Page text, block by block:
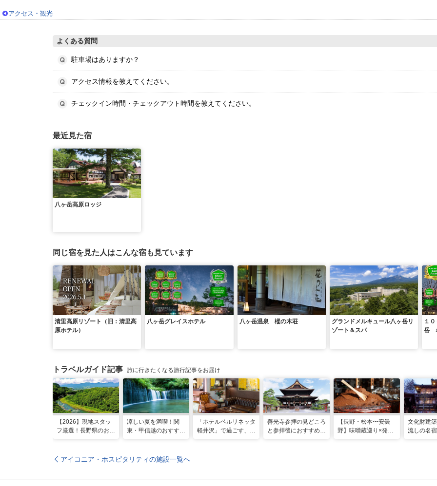
アクセス・観光
よくある質問
駐車場はありますか？
アクセス情報を教えてください。
チェックイン時間・チェックアウト時間を教えてください。
最近見た宿
八ヶ岳高原ロッジ
同じ宿を見た人はこんな宿も見ています
清里高原リゾート（旧：清里高
原ホテル）
八ヶ岳グレイスホテル 八ヶ岳温泉 樅の木荘
グランドメルキュール八ヶ岳リ
ゾート＆スパ
１
岳
トラベルガイド記事 旅に行きたくなる旅行記事をお届け
【2026】現地スタッ
フ厳選！長野県のおす
涼しい夏を満喫！関
東・甲信越のおすすめ
「ホテルベルリネッタ
軽井沢」で過ごす、ア
善光寺参拝の見どころ
と参拝後におすすめ！
【⻑野・松本〜安曇
野】味噌蔵巡り×発酵
文化財建
流しの名
アイコニア・ホスピタリティの施設一覧へ